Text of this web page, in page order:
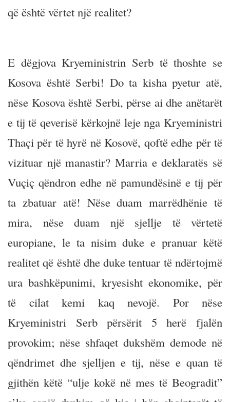
që është vërtet një realitet?
E dëgjova Kryeministrin Serb të thoshte se
Kosova është Serbi! Do ta kisha pyetur atë,
nëse Kosova është Serbi, përse ai dhe anëtarët
e tij të qeverisë kërkojnë leje nga Kryeministri
Thaçi për të hyrë në Kosovë, qoftë edhe për të
vizituar një manastir? Marria e deklaratës së
Vuçiç qëndron edhe në pamundësinë e tij për
ta zbatuar atë! Nëse duam marrëdhënie të
mira, nëse duam një sjellje të vërtetë
europiane, le ta nisim duke e pranuar këtë
realitet që është dhe duke tentuar të ndërtojmë
ura bashkëpunimi, kryesisht ekonomike, për
të cilat kemi kaq nevojë. Por nëse
Kryeministri Serb përsërit 5 herë fjalën
provokim; nëse shfaqet dukshëm demode në
qëndrimet dhe sjelljen e tij, nëse e quan të
gjithën këtë “ulje kokë në mes të Beogradit”